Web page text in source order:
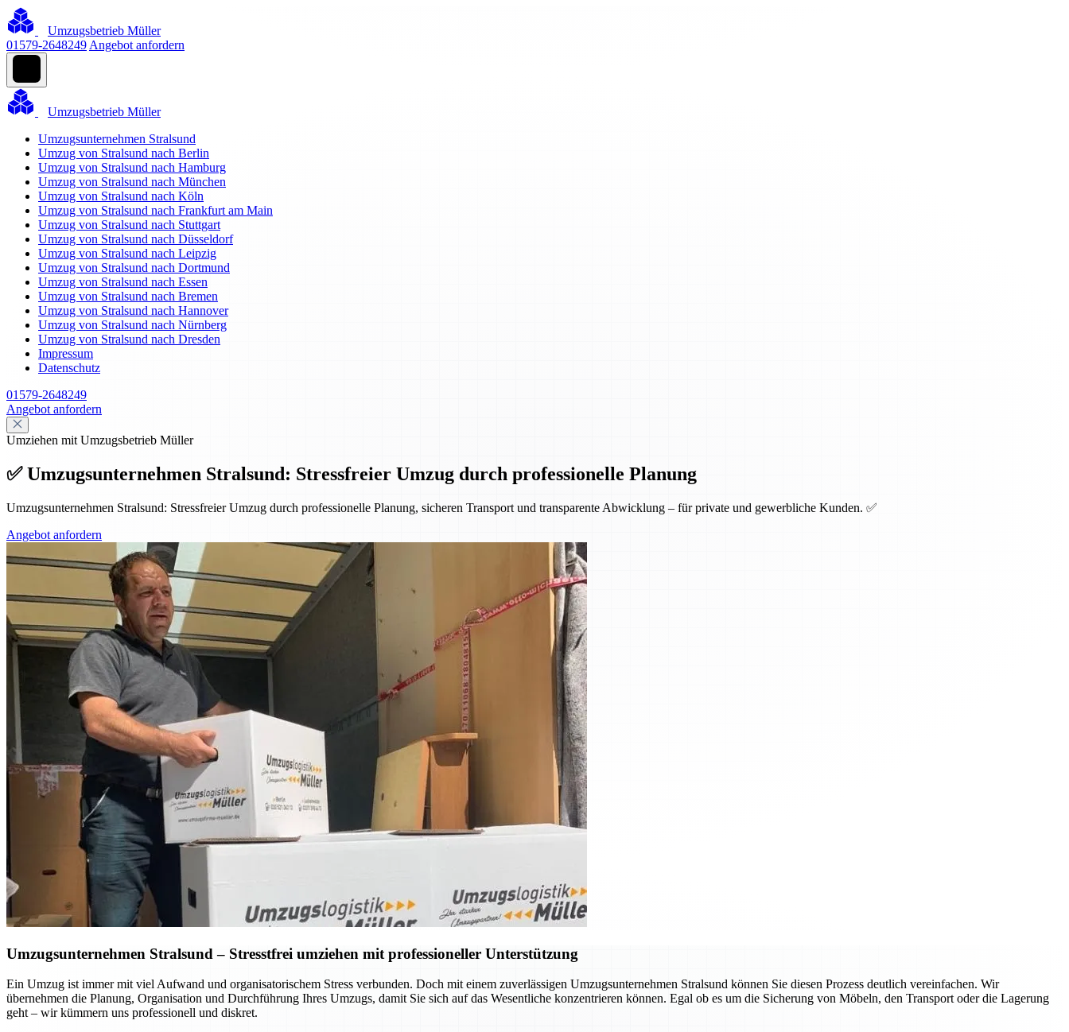
Umzugsbetrieb Müller
01579-2648249 Angebot anfordern
Umzugsbetrieb Müller
Umzugsunternehmen Stralsund
Umzug von Stralsund nach Berlin
Umzug von Stralsund nach Hamburg
Umzug von Stralsund nach München
Umzug von Stralsund nach Köln
Umzug von Stralsund nach Frankfurt am Main
Umzug von Stralsund nach Stuttgart
Umzug von Stralsund nach Düsseldorf
Umzug von Stralsund nach Leipzig
Umzug von Stralsund nach Dortmund
Umzug von Stralsund nach Essen
Umzug von Stralsund nach Bremen
Umzug von Stralsund nach Hannover
Umzug von Stralsund nach Nürnberg
Umzug von Stralsund nach Dresden
Impressum
Datenschutz
01579-2648249
Angebot anfordern
Umziehen mit Umzugsbetrieb Müller
✅ Umzugsunternehmen Stralsund: Stressfreier Umzug durch professionelle Planung
Umzugsunternehmen Stralsund: Stressfreier Umzug durch professionelle Planung, sicheren Transport und transparente Abwicklung – für private und gewerbliche Kunden. ✅
Angebot anfordern
Umzugsunternehmen Stralsund – Stresstfrei umziehen mit professioneller Unterstützung
Ein Umzug ist immer mit viel Aufwand und organisatorischem Stress verbunden. Doch mit einem zuverlässigen Umzugsunternehmen Stralsund können Sie diesen Prozess deutlich vereinfachen. Wir
übernehmen die Planung, Organisation und Durchführung Ihres Umzugs, damit Sie sich auf das Wesentliche konzentrieren können. Egal ob es um die Sicherung von Möbeln, den Transport oder die Lagerung
geht – wir kümmern uns professionell und diskret.